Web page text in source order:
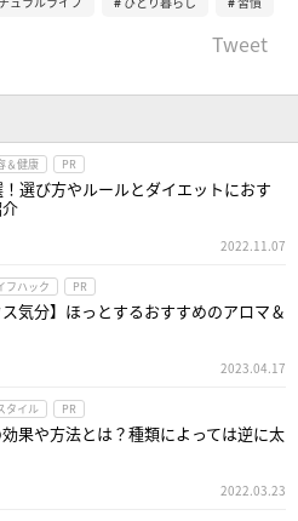
Tweet
＆健康 PR
選び方やルールとダイエットにおす
2022.11.07
フハック PR
ス気分】ほっとするおすすめのアロマ＆
2023.04.17
タイル PR
果や方法とは？種類によっては逆に太
2022.03.23